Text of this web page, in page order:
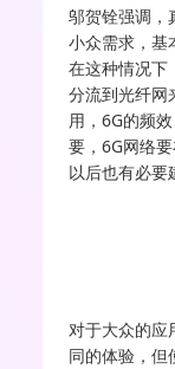
邬贺铨强调，
小众需求，基
在这种情况下
分流到光纤网
用，6G的频
要，6G网络
以后也有必要
对于大众的应
同的体验，但